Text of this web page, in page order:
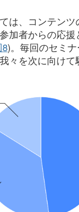
は、コンテン
加者からの応
8)。毎回のセミ
々を次に向け